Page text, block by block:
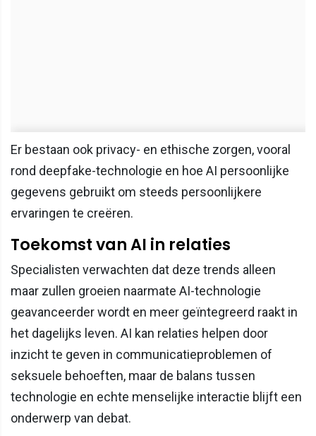
Er bestaan ook privacy- en ethische zorgen, vooral
rond deepfake-technologie en hoe AI persoonlijke
gegevens gebruikt om steeds persoonlijkere
ervaringen te creëren.
Toekomst van AI in relaties
Specialisten verwachten dat deze trends alleen
maar zullen groeien naarmate AI-technologie
geavanceerder wordt en meer geïntegreerd raakt in
het dagelijks leven. AI kan relaties helpen door
inzicht te geven in communicatieproblemen of
seksuele behoeften, maar de balans tussen
technologie en echte menselijke interactie blijft een
onderwerp van debat.